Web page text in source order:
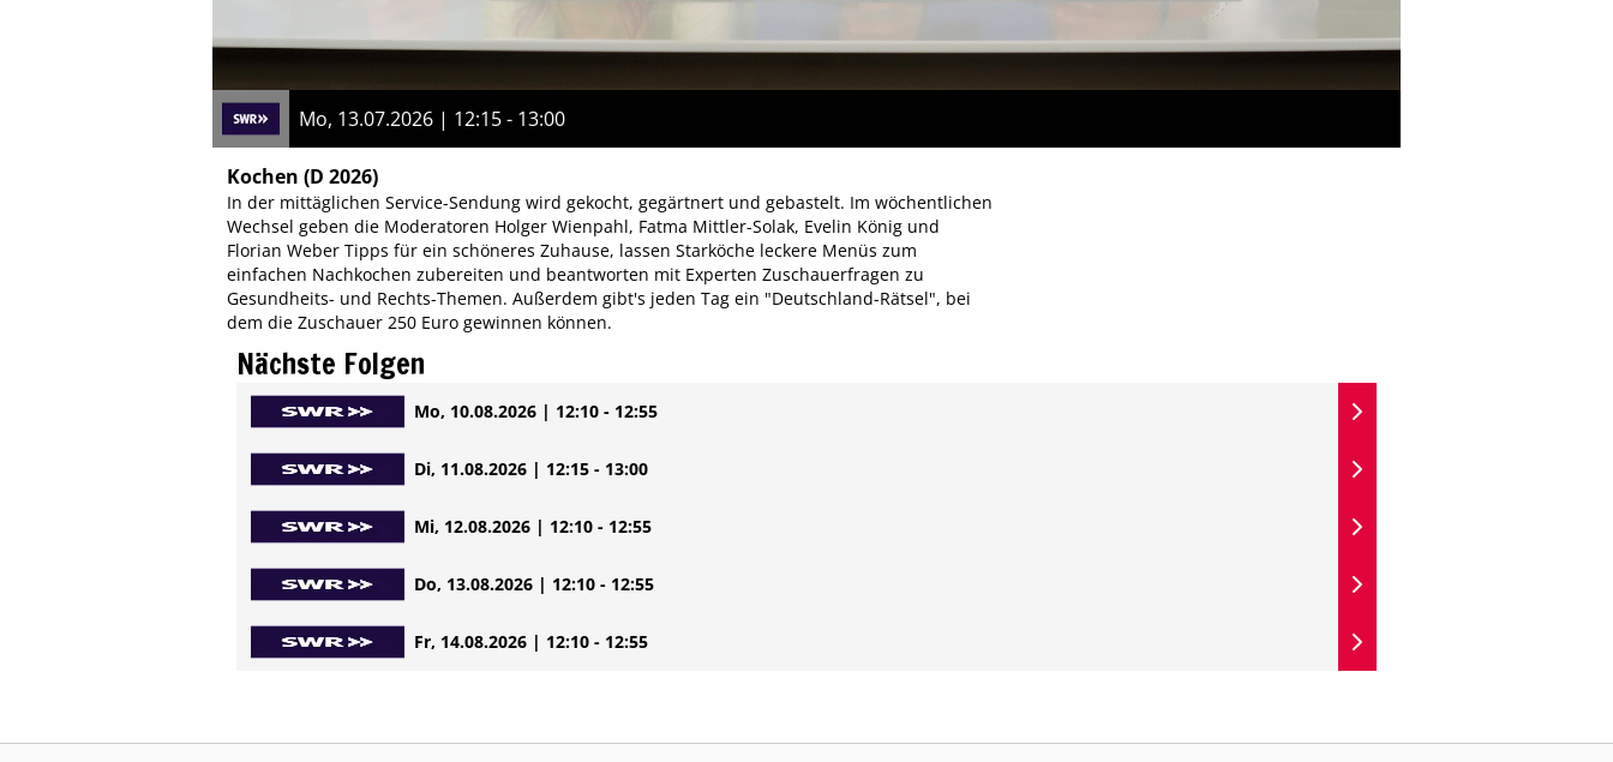
Mo, 13.07.2026 | 12:15 - 13:00
Kochen (D 2026)
In der mittäglichen Service-Sendung wird gekocht, gegärtnert und gebastelt. Im wöchentlichen
Wechsel geben die Moderatoren Holger Wienpahl, Fatma Mittler-Solak, Evelin König und
Florian Weber Tipps für ein schöneres Zuhause, lassen Starköche leckere Menüs zum
einfachen Nachkochen zubereiten und beantworten mit Experten Zuschauerfragen zu
Gesundheits- und Rechts-Themen. Außerdem gibt's jeden Tag ein "Deutschland-Rätsel", bei
dem die Zuschauer 250 Euro gewinnen können.
Nächste Folgen
Mo, 10.08.2026 | 12:10 - 12:55
Di, 11.08.2026 | 12:15 - 13:00
Mi, 12.08.2026 | 12:10 - 12:55
Do, 13.08.2026 | 12:10 - 12:55
Fr, 14.08.2026 | 12:10 - 12:55